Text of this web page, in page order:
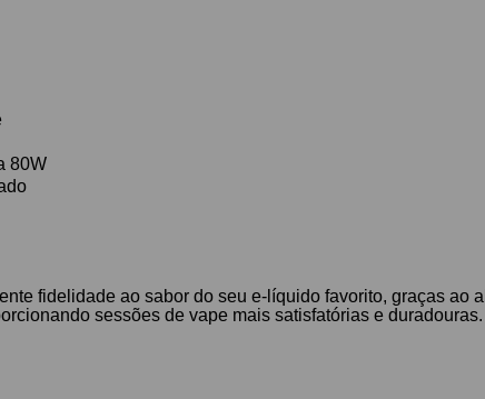
80W
fidelidade ao sabor do seu e-líquido favorito, graças ao
sessões de vape mais satisfatórias e duradouras.